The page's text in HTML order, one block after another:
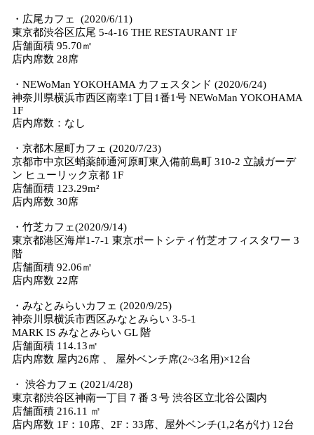
・広尾カフェ (2020/6/11)
東京都渋谷区広尾 5-4-16 THE RESTAURANT 1F
店舗面積 95.70㎡
店内席数 28席
・NEWoMan YOKOHAMA カフェスタンド (2020/6/24)
神奈川県横浜市西区南幸1丁目1番1号 NEWoMan YOKOHAMA
1F
店内席数：なし
・京都木屋町カフェ (2020/7/23)
京都市中京区蛸薬師通河原町東入備前島町 310-2 立誠ガーデ
ン ヒューリック京都 1F
店舗面積 123.29m²
店内席数 30席
・竹芝カフェ(2020/9/14)
東京都港区海岸1-7-1 東京ポートシティ竹芝オフィスタワー 3
階
店舗面積 92.06㎡
店内席数 22席
・みなとみらいカフェ (2020/9/25)
神奈川県横浜市西区みなとみらい 3-5-1
MARK IS みなとみらい GL 階
店舗面積 114.13㎡
店内席数 屋内26席 、 屋外ベンチ席(2~3名用)×12台
・ 渋谷カフェ (2021/4/28)
東京都渋谷区神南一丁目７番３号 渋谷区立北谷公園内
店舗面積 216.11 ㎡
店内席数 1F：10席、2F：33席、屋外ベンチ(1,2名がけ) 12台